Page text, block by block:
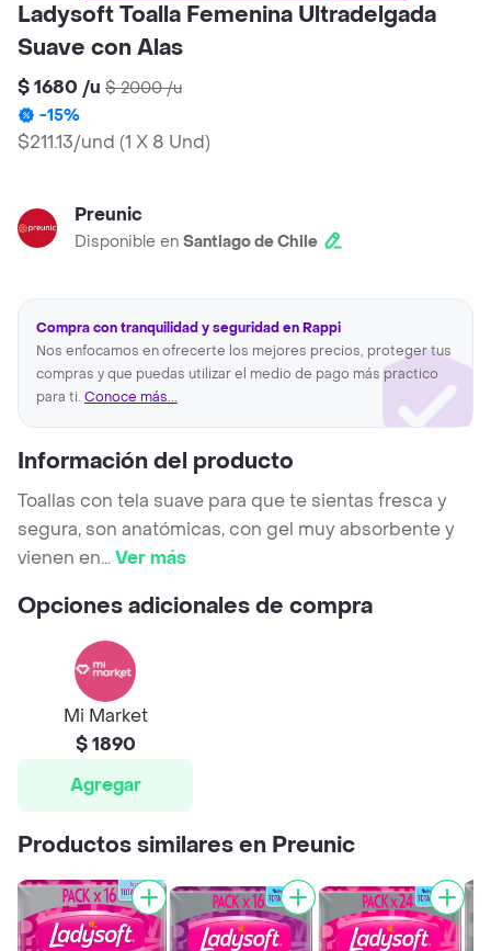
Ladysoft Toalla Femenina Ultradelgada
Suave con Alas
$ 1680 /u $ 2000/u
-15%
$211.13/und (1 X 8 Und)
Preunic
Disponible en Santiago de Chile
Compra con tranquilidad y seguridad en Rappi
Nos enfocamos en ofrecerte los mejores precios, proteger tus
compras y que puedas utilizar el medio de pago más practico
para ti. Conoce más...
Información del producto
Toallas con tela suave para que te sientas fresca y
segura, son anatómicas, con gel muy absorbente y
vienen en...Ver más
Opciones adicionales de compra
Mi Market
$ 1890
Agregar
Productos similares en Preunic